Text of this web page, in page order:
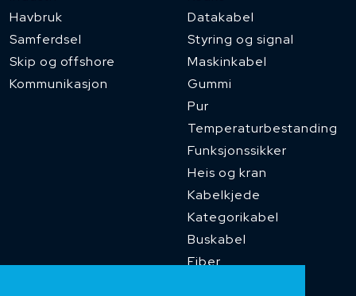
Havbruk
Samferdsel
Skip og offshore
Kommunikasjon
Datakabel
Styring og signal
Maskinkabel
Gummi
Pur
Temperaturbestanding
Funksjonssikker
Heis og kran
Kabelkjede
Kategorikabel
Buskabel
Fiber